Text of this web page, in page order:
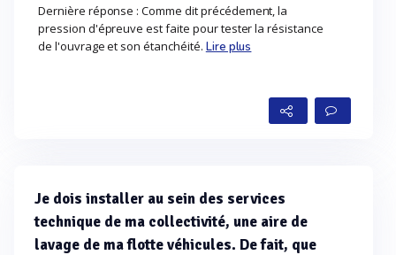
Dernière réponse : Comme dit précédement, la
pression d'épreuve est faite pour tester la résistance
de l'ouvrage et son étanchéité. Lire plus
Je dois installer au sein des services
technique de ma collectivité, une aire de
lavage de ma flotte véhicules. De fait, que